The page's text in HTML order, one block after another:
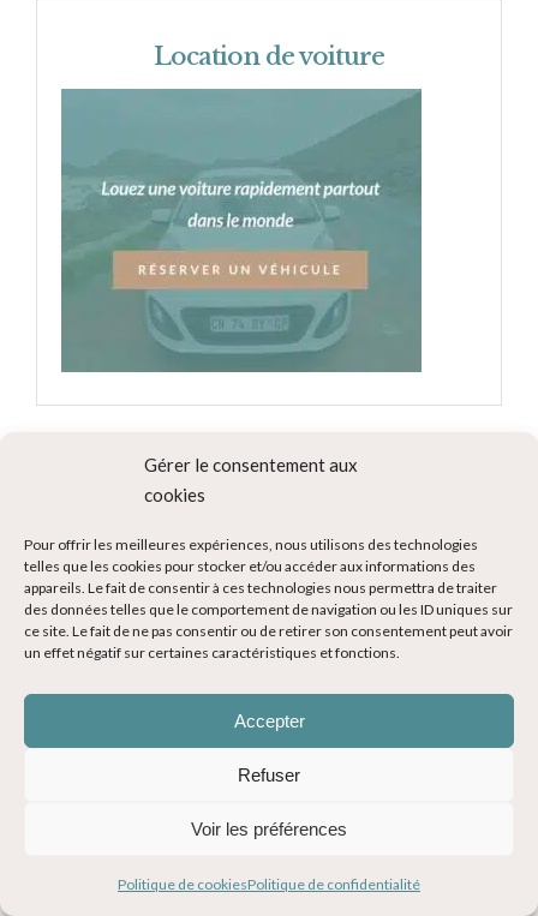
Gérer le consentement aux
cookies
Pour offrir les meilleures expériences, nous utilisons des technologies
telles que les cookies pour stocker et/ou accéder aux informations des
appareils. Le fait de consentir à ces technologies nous permettra de traiter
des données telles que le comportement de navigation ou les ID uniques sur
ce site. Le fait de ne pas consentir ou de retirer son consentement peut avoir
un effet négatif sur certaines caractéristiques et fonctions.
Accepter
Refuser
Voir les préférences
Politique de cookiesPolitique de confidentialité
Location de voiture
Trouvez l’hébergement adapté à
votre budget
Changement de vie et